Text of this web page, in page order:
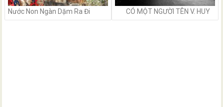
Nước Non Ngàn Dặm Ra Đi CÓ MỘT NGƯỜI TÊN V. HUY